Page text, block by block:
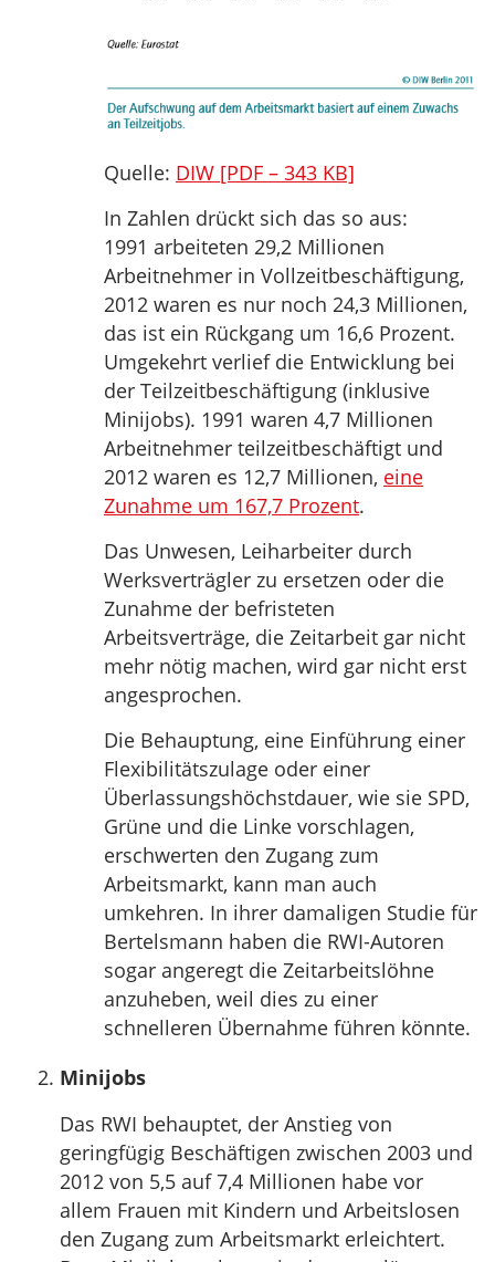
Quelle: DIW [PDF – 343 KB]
In Zahlen drückt sich das so aus:
1991 arbeiteten 29,2 Millionen
Arbeitnehmer in Vollzeitbeschäftigung,
2012 waren es nur noch 24,3 Millionen,
das ist ein Rückgang um 16,6 Prozent.
Umgekehrt verlief die Entwicklung bei
der Teilzeitbeschäftigung (inklusive
Minijobs). 1991 waren 4,7 Millionen
Arbeitnehmer teilzeitbeschäftigt und
2012 waren es 12,7 Millionen, eine
Zunahme um 167,7 Prozent.
Das Unwesen, Leiharbeiter durch
Werksverträgler zu ersetzen oder die
Zunahme der befristeten
Arbeitsverträge, die Zeitarbeit gar nicht
mehr nötig machen, wird gar nicht erst
angesprochen.
Die Behauptung, eine Einführung einer
Flexibilitätszulage oder einer
Überlassungshöchstdauer, wie sie SPD,
Grüne und die Linke vorschlagen,
erschwerten den Zugang zum
Arbeitsmarkt, kann man auch
umkehren. In ihrer damaligen Studie für
Bertelsmann haben die RWI-Autoren
sogar angeregt die Zeitarbeitslöhne
anzuheben, weil dies zu einer
schnelleren Übernahme führen könnte.
Minijobs
Das RWI behauptet, der Anstieg von
geringfügig Beschäftigen zwischen 2003 und
2012 von 5,5 auf 7,4 Millionen habe vor
allem Frauen mit Kindern und Arbeitslosen
den Zugang zum Arbeitsmarkt erleichtert.